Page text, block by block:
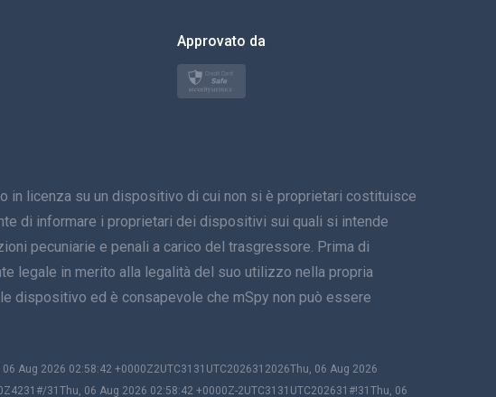
Türkçe
Norsk
Svenska
Dansk
Approvato da
in licenza su un dispositivo di cui non si è proprietari costituisce
di informare i proprietari dei dispositivi sui quali si intende
pecuniarie e penali a carico del trasgressore. Prima di
legale in merito alla legalità del suo utilizzo nella propria
dispositivo ed è consapevole che mSpy non può essere
Aug 2026 02:58:42 +0000Z2UTC3131UTC2026312026Thu, 06 Aug 2026
31Thu, 06 Aug 2026 02:58:42 +0000Z-2UTC3131UTC202631#!31Thu, 06